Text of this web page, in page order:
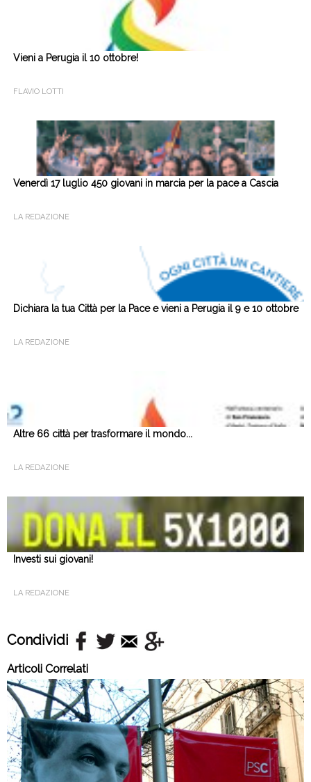
Vieni a Perugia il 10 ottobre!
FLAVIO LOTTI
Venerdì 17 luglio 450 giovani in marcia per la pace a Cascia
LA REDAZIONE
Dichiara la tua Città per la Pace e vieni a Perugia il 9 e 10 ottobre
LA REDAZIONE
Altre 66 città per trasformare il mondo...
LA REDAZIONE
Investi sui giovani!
LA REDAZIONE
Condividi
Articoli Correlati